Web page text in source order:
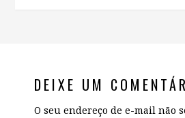
DEIXE UM
O seu endereço de e-mail não